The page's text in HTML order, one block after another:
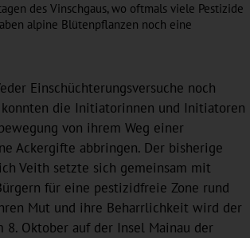
des Vinschgaus, wo oftmals viele Pestizide
alpine Blütenpflanzen noch eine
Einschüchterungsversuche noch
die Initiatorinnen und Initiatoren
von ihrem Weg einer
Ackergifte abbringen. Der bisherige
Veith setzte sich gemeinsam mit
für eine pestizidfreie Zone rund
Mut und ihre Beharrlichkeit wird der
8. Oktober auf der Insel Mainau der